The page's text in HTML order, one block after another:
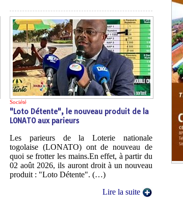
Société
"Loto Détente", le nouveau produit de la
LONATO aux parieurs
Les parieurs de la Loterie nationale
togolaise (LONATO) ont de nouveau de
quoi se frotter les mains.En effet, à partir du
02 août 2026, ils auront droit à un nouveau
produit : "Loto Détente". (…)
Lire la suite